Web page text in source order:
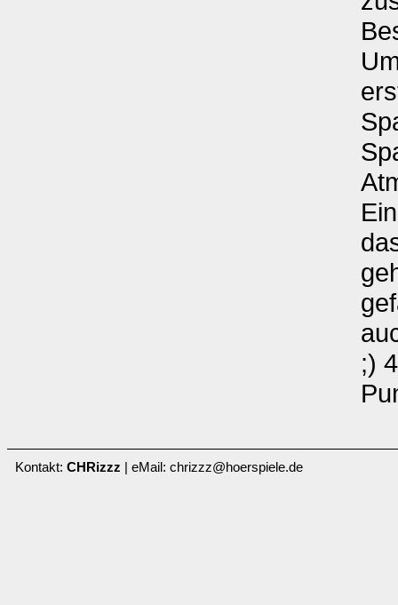
;)
Kontakt: CHRizzz | eMail: chrizzz@hoerspiele.de